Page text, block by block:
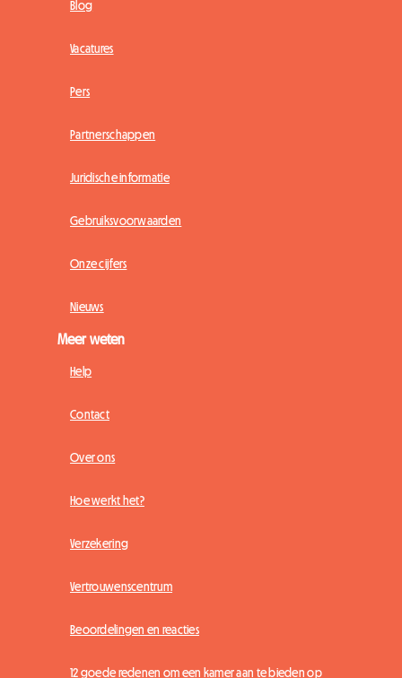
Blog
Vacatures
Pers
Partnerschappen
Juridische informatie
Gebruiksvoorwaarden
Onze cijfers
Nieuws
Meer weten
Help
Contact
Over ons
Hoe werkt het?
Verzekering
Vertrouwenscentrum
Beoordelingen en reacties
12 goede redenen om een kamer aan te bieden op